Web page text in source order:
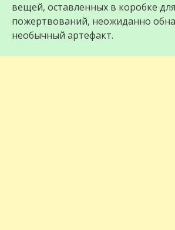
вещей, оставленных в коробке для
пожертвований, неожиданно
необычный артефакт.